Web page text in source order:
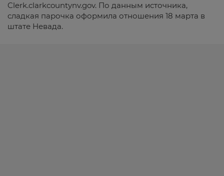
Clerk.clarkcountynv.gov. По данным источника,
сладкая парочка оформила отношения 18 марта в
штате Невада.